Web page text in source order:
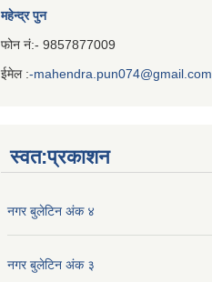
महेन्द्र पुन
फोन नं:- 9857877009
ईमेल :-mahendra.pun074@gmail.com
स्वत:प्रकाशन
नगर बुलेटिन अंक ४
नगर बुलेटिन अंक ३